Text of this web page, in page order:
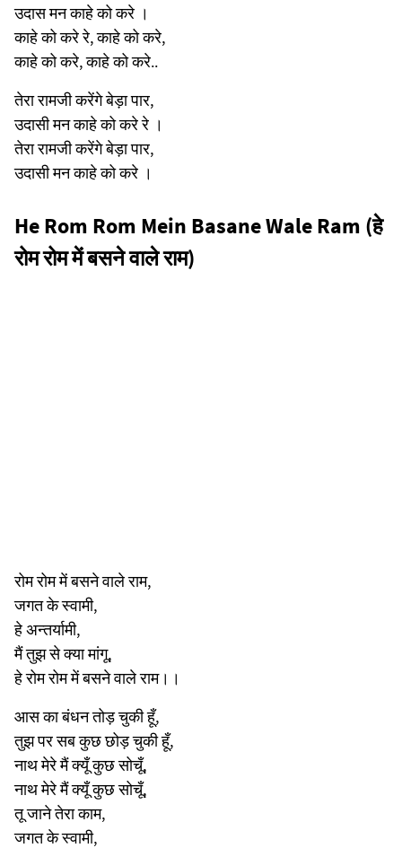
उदास मन काहे को करे ।
काहे को करे रे, काहे को करे,
काहे को करे, काहे को करे..
तेरा रामजी करेंगे बेड़ा पार,
उदासी मन काहे को करे रे ।
तेरा रामजी करेंगे बेड़ा पार,
उदासी मन काहे को करे ।
He Rom Rom Mein Basane Wale Ram (हे
रोम रोम में बसने वाले राम)
रोम रोम में बसने वाले राम,
जगत के स्वामी,
हे अन्तर्यामी,
मैं तुझ से क्या मांगू,
हे रोम रोम में बसने वाले राम।।
आस का बंधन तोड़ चुकी हूँ,
तुझ पर सब कुछ छोड़ चुकी हूँ,
नाथ मेरे मैं क्यूँ कुछ सोचूँ,
नाथ मेरे मैं क्यूँ कुछ सोचूँ,
तू जाने तेरा काम,
जगत के स्वामी,